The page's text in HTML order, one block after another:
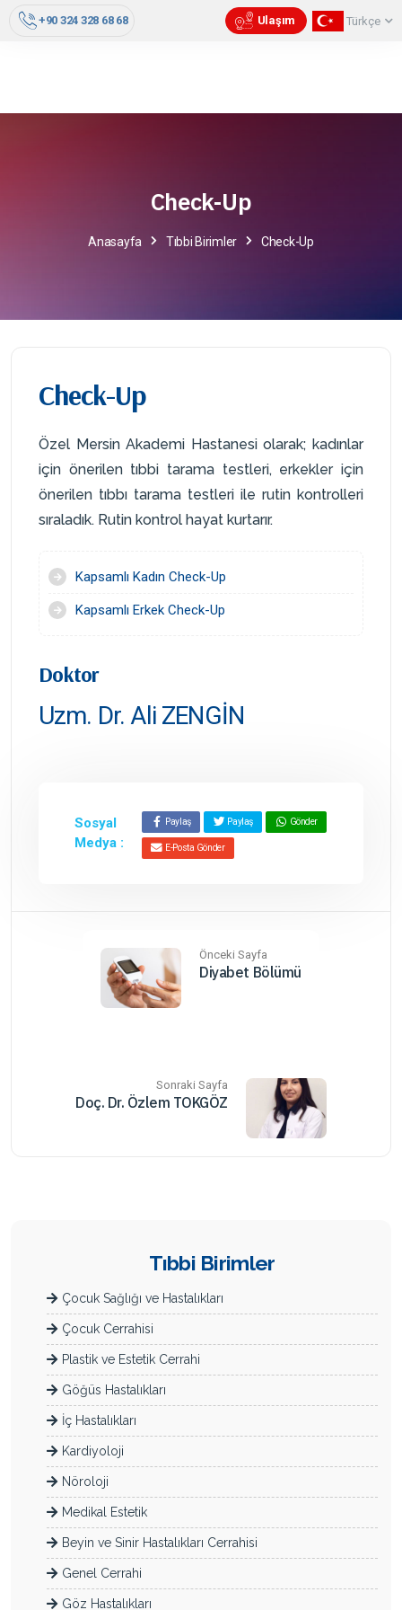
+90 324 328 68 68 Ulaşım Türkçe
Check-Up
Anasayfa Tıbbi Birimler Check-Up
Check-Up
Özel Mersin Akademi Hastanesi olarak; kadınlar
için önerilen tıbbi tarama testleri, erkekler için
önerilen tıbbı tarama testleri ile rutin kontrolleri
sıraladık. Rutin kontrol hayat kurtarır.
Kapsamlı Kadın Check-Up
Kapsamlı Erkek Check-Up
Doktor
Uzm. Dr. Ali ZENGİN
Sosyal
Medya :
Paylaş Paylaş Gönder
E-Posta Gönder
Önceki Sayfa
Diyabet Bölümü
Sonraki Sayfa
Doç. Dr. Özlem TOKGÖZ
Tıbbi Birimler
Çocuk Sağlığı ve Hastalıkları
Çocuk Cerrahisi
Plastik ve Estetik Cerrahi
Göğüs Hastalıkları
İç Hastalıkları
Kardiyoloji
Nöroloji
Medikal Estetik
Beyin ve Sinir Hastalıkları Cerrahisi
Genel Cerrahi
Göz Hastalıkları